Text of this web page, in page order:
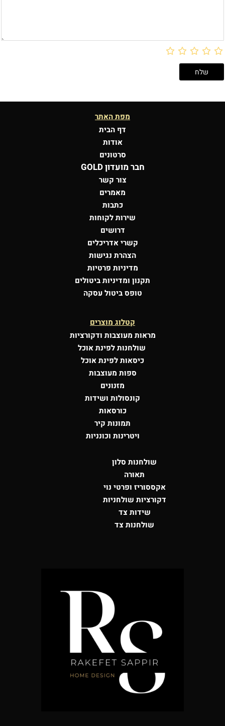
מפת האתר
דף הבית
אודות
סרטונים
חבר מועדון GOLD
צור קשר
מאמרים
כתבות
שירות לקוחות
דרושים
קשרי אדריכלים
הצהרת נגישות
מדיניות פרטיות
תקנון ומדיניות ביטולים
טופס ביטול עסקה
קטלוג מוצרים
מראות מעוצבות ודקורציות
שולחנות לפינת אוכל
כיסאות לפינת אוכל
ספות מעוצבות
מזנונים
קונסולות ושידות
כורסאות
תמונות קיר
ויטרינות וכונניות
שולחנות סלון
תאורה
אקססוריז ופרטי נוי
דקורציות שולחניות
שידות צד
שולחנות צד